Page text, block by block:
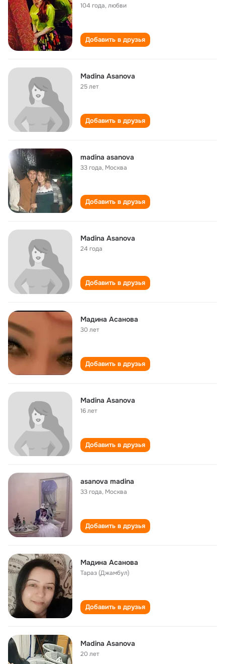
104 года,любви
Добавить в друзья
Madina Asanova
25 лет
Добавить в друзья
madina asanova
33 года, Москва
Добавить в друзья
Madina Asanova
24 года
Добавить в друзья
Мадина Асанова
30 лет
Добавить в друзья
Madina Asanova
16 лет
Добавить в друзья
asanova madina
33 года, Москва
Добавить в друзья
Мадина Асанова
Тараз (Джамбул)
Добавить в друзья
Madina Asanova
20 лет